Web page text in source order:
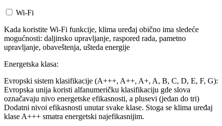
Wi-Fi
Kada koristite Wi-Fi funkcije, klima uređaj obično ima sledeće
mogućnosti: daljinsko upravljanje, raspored rada, pametno
upravljanje, obaveštenja, ušteda energije
Energetska klasa:
Evropski sistem klasifikacije (A+++, A++, A+, A, B, C, D, E, F, G):
Evropska unija koristi alfanumeričku klasifikaciju gde slova
označavaju nivo energetske efikasnosti, a plusevi (jedan do tri)
Dodatni nivoi efikasnosti unutar svake klase. Stoga se klima uređaj
klase A+++ smatra energetski najefikasnijim.